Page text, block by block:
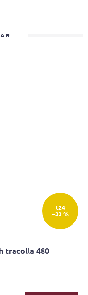
€24
–33 %
tracolla 480